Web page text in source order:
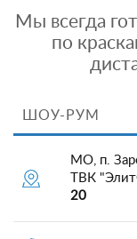
Мы всегда
по
ШОУ-РУМ
МО, п.
ТВК
20